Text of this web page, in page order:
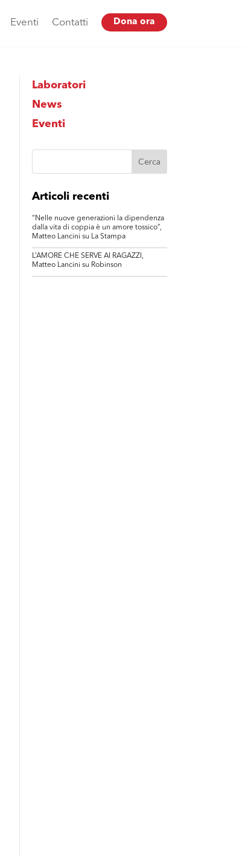
Eventi Contatti Dona ora
Laboratori
News
Eventi
Articoli recenti
“Nelle nuove generazioni la dipendenza
dalla vita di coppia è un amore tossico”,
Matteo Lancini su La Stampa
L’AMORE CHE SERVE AI RAGAZZI,
Matteo Lancini su Robinson